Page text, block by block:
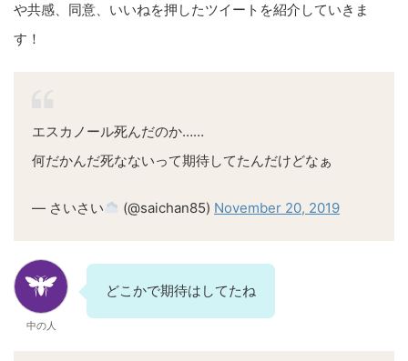
や共感、同意、いいねを押したツイートを紹介していきま
す！
エスカノール死んだのか……
何だかんだ死なないって期待してたんだけどなぁ
— さいさい︎︎ (@saichan85) November 20, 2019
中の人
どこかで期待はしてたね